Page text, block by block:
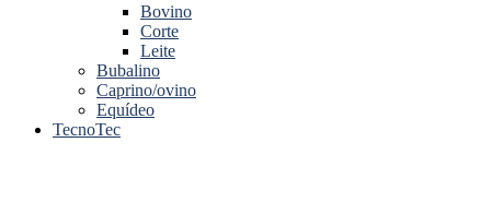
Bovino
Corte
Leite
Bubalino
Caprino/ovino
Equídeo
TecnoTec